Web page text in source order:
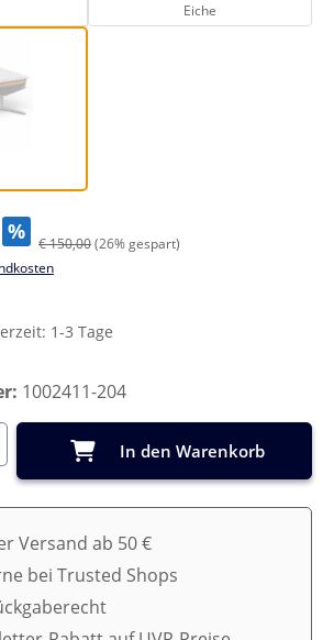
Eiche
% € 150,00(26% gespart)
1-3 Tage
1002411-204
Gib den gewünschten
In den Warenkorb
Versand ab 50 €
bei Trusted Shops